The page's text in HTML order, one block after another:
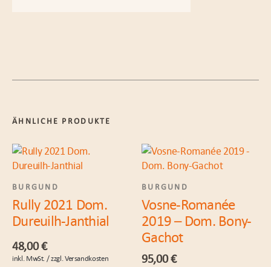
ÄHNLICHE PRODUKTE
BURGUND
Rully 2021 Dom.
Dureuilh-Janthial
48,00€
BURGUND
Vosne-Romanée
2019 – Dom. Bony-
Gachot
95,00€